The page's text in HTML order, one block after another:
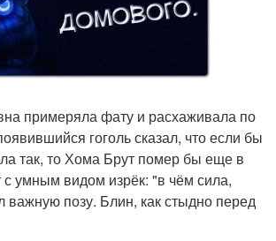
примеряла фату и расхаживала по
гоголь сказал, что если бы
так, то Хома Брут помер бы еще в
с умным видом изрёк: "в чём сила,
важную позу. Блин, как стыдно перед